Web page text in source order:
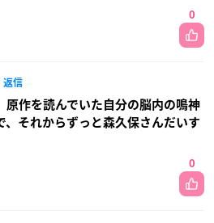
0
返信
原作を読んでいた自分の脳内の鳴神
、それからずっと森久保さんだいす
0